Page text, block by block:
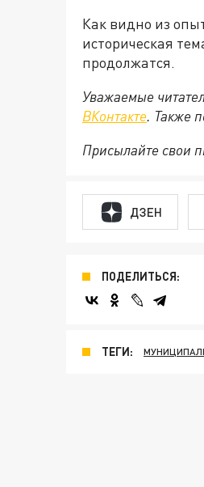
Как видно из
историческая
продолжатся.
Уважаемые
ВКонтакте. Также
Присылайте свои
ДЗЕН
ПОДЕЛИТЬСЯ:
ТЕГИ: